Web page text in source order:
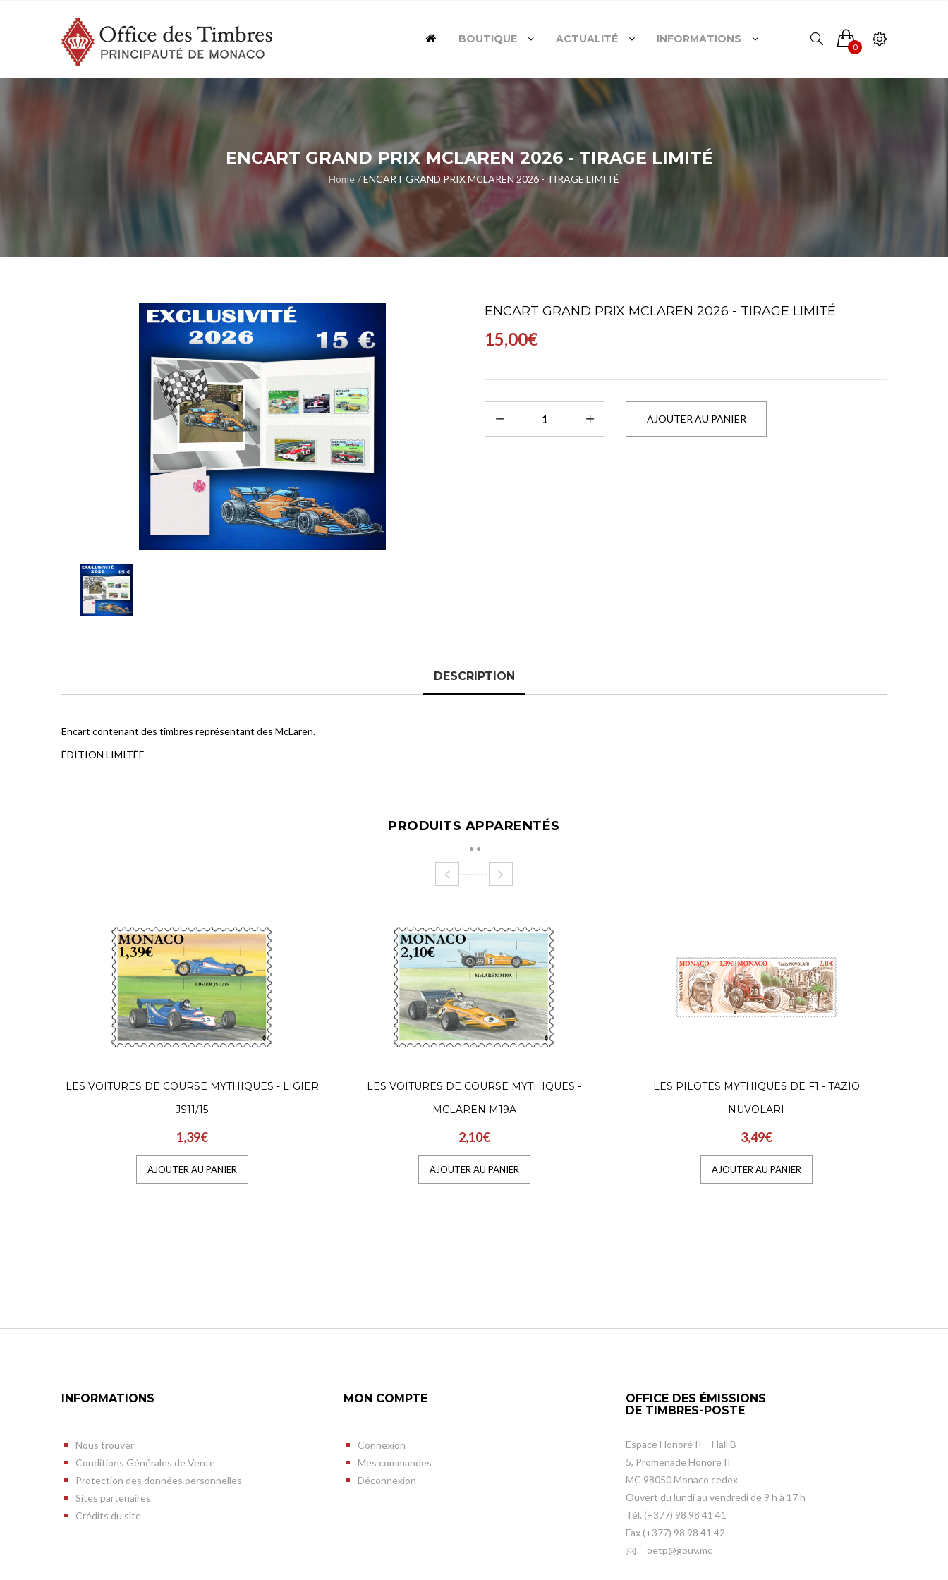
0
BOUTIQUE ACTUALITÉ INFORMATIONS
ENCART GRAND PRIX MCLAREN 2026 - TIRAGE LIMITÉ
Home ENCART GRAND PRIX MCLAREN 2026 - TIRAGE LIMITÉ
ENCART GRAND PRIX MCLAREN 2026 - TIRAGE LIMITÉ
15,00€
DESCRIPTION
Encart contenant des timbres représentant des McLaren.
ÉDITION LIMITÉE
PRODUITS APPARENTÉS
LES VOITURES DE COURSE MYTHIQUES - LIGIER
JS11/15
1,39€
AJOUTER AU PANIER
LES VOITURES DE COURSE MYTHIQUES -
MCLAREN M19A
2,10€
AJOUTER AU PANIER
LES PILOTES MYTHIQUES DE F1 - TAZIO
NUVOLARI
3,49€
AJOUTER AU PANIER
INFORMATIONS
Nous trouver
Conditions Générales de Vente
Protection des données personnelles
Sites partenaires
Crédits du site
MON COMPTE
Connexion
Mes commandes
Déconnexion
OFFICE DES ÉMISSIONS
DE TIMBRES-POSTE
Espace Honoré II – Hall B
5, Promenade Honoré II
MC 98050 Monaco cedex
Ouvert du lundi au vendredi de 9 h à 17 h
Tél. (+377) 98 98 41 41
Fax (+377) 98 98 41 42
oetp@gouv.mc